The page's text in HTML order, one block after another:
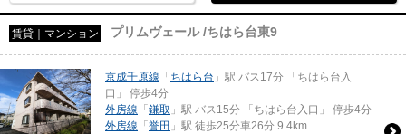
賃貸｜マンション プリムヴェール /ちはら台東9
京成千原線 「 ちはら台 」駅 バス17分 「ちはら台入
口」 停歩4分
外房線 「 鎌取 」駅 バス15分 「ちはら台入口」 停歩4分
外房線 「 誉田 」駅 徒歩25分車26分 9.4km